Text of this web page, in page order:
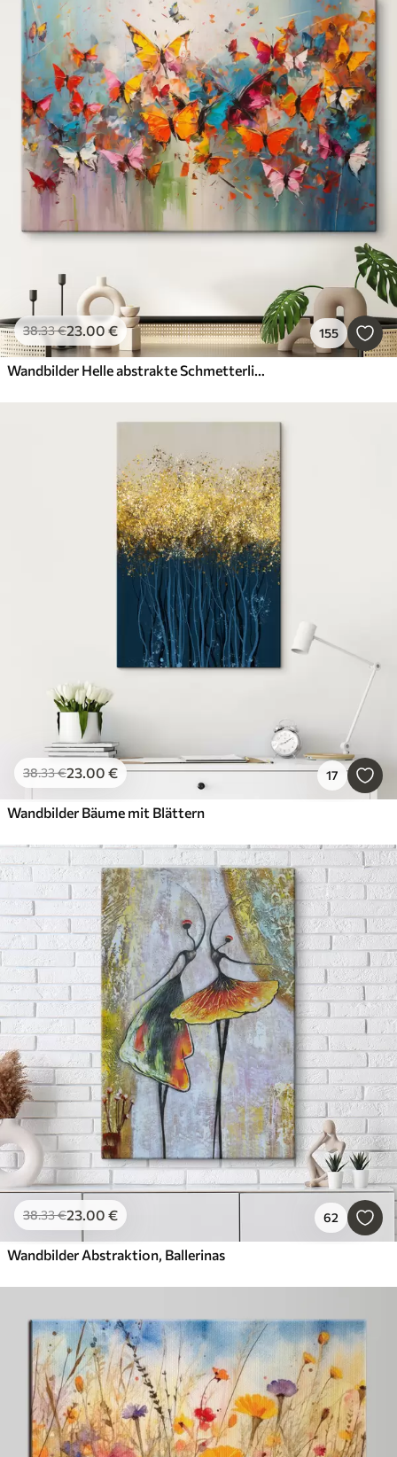
38.33€23.00 € 155
Wandbilder Helle abstrakte Schmetterlinge
38.33€23.00 € 17
Wandbilder Bäume mit Blättern
38.33€23.00 € 62
Wandbilder Abstraktion, Ballerinas